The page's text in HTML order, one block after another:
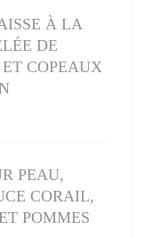
À LA
DE
COPEAUX
PEAU,
CORAIL,
POMMES